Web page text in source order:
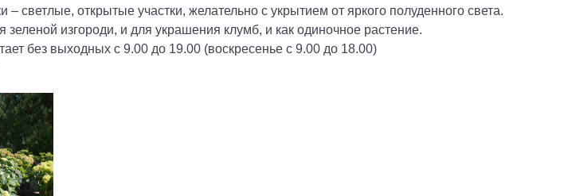
– светлые, открытые участки, желательно с укрытием от яркого полуденного света.
зеленой изгороди, и для украшения клумб, и как одиночное растение.
без выходных с 9.00 до 19.00 (воскресенье с 9.00 до 18.00)